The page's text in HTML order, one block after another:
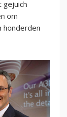
om
honderden